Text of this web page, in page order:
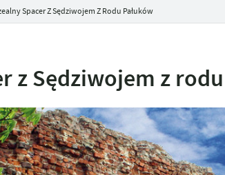
Spacer Z Sędziwojem Z Rodu Pałuków
z Sędziwojem z